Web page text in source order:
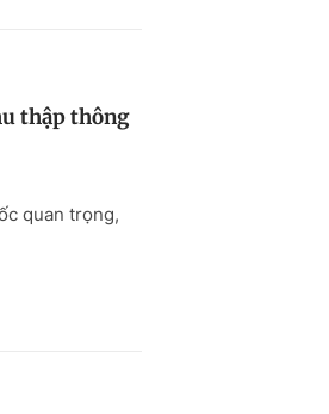
thập thông
quan trọng,